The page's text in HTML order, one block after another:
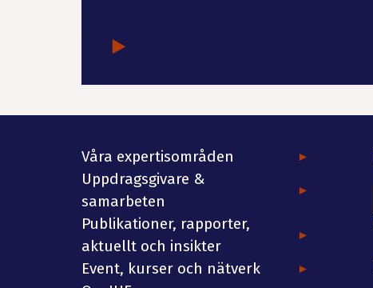
Våra expertisområden
Uppdragsgivare &
samarbeten
Publikationer, rapporter,
aktuellt och insikter
Event, kurser och nätverk